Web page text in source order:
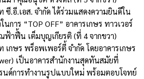
ซี.อี.เอส. จำกัด ได้ร่วมแสดงความยินดีใน
การ “TOP OFF” อาคารเกษร ทาวเวอร์
ฟ้าฟื้น เต็มบุญเกียรติ (ที่ 4 จากขวา)
เกษร พร็อพเพอร์ตี้ จำกัด โดยอาคารเกษร
เป็นอาคารสำนักงานสุดทันสมัยที่
นด์การทำงานรูปแบบใหม่ พร้อมตอบโจทย์